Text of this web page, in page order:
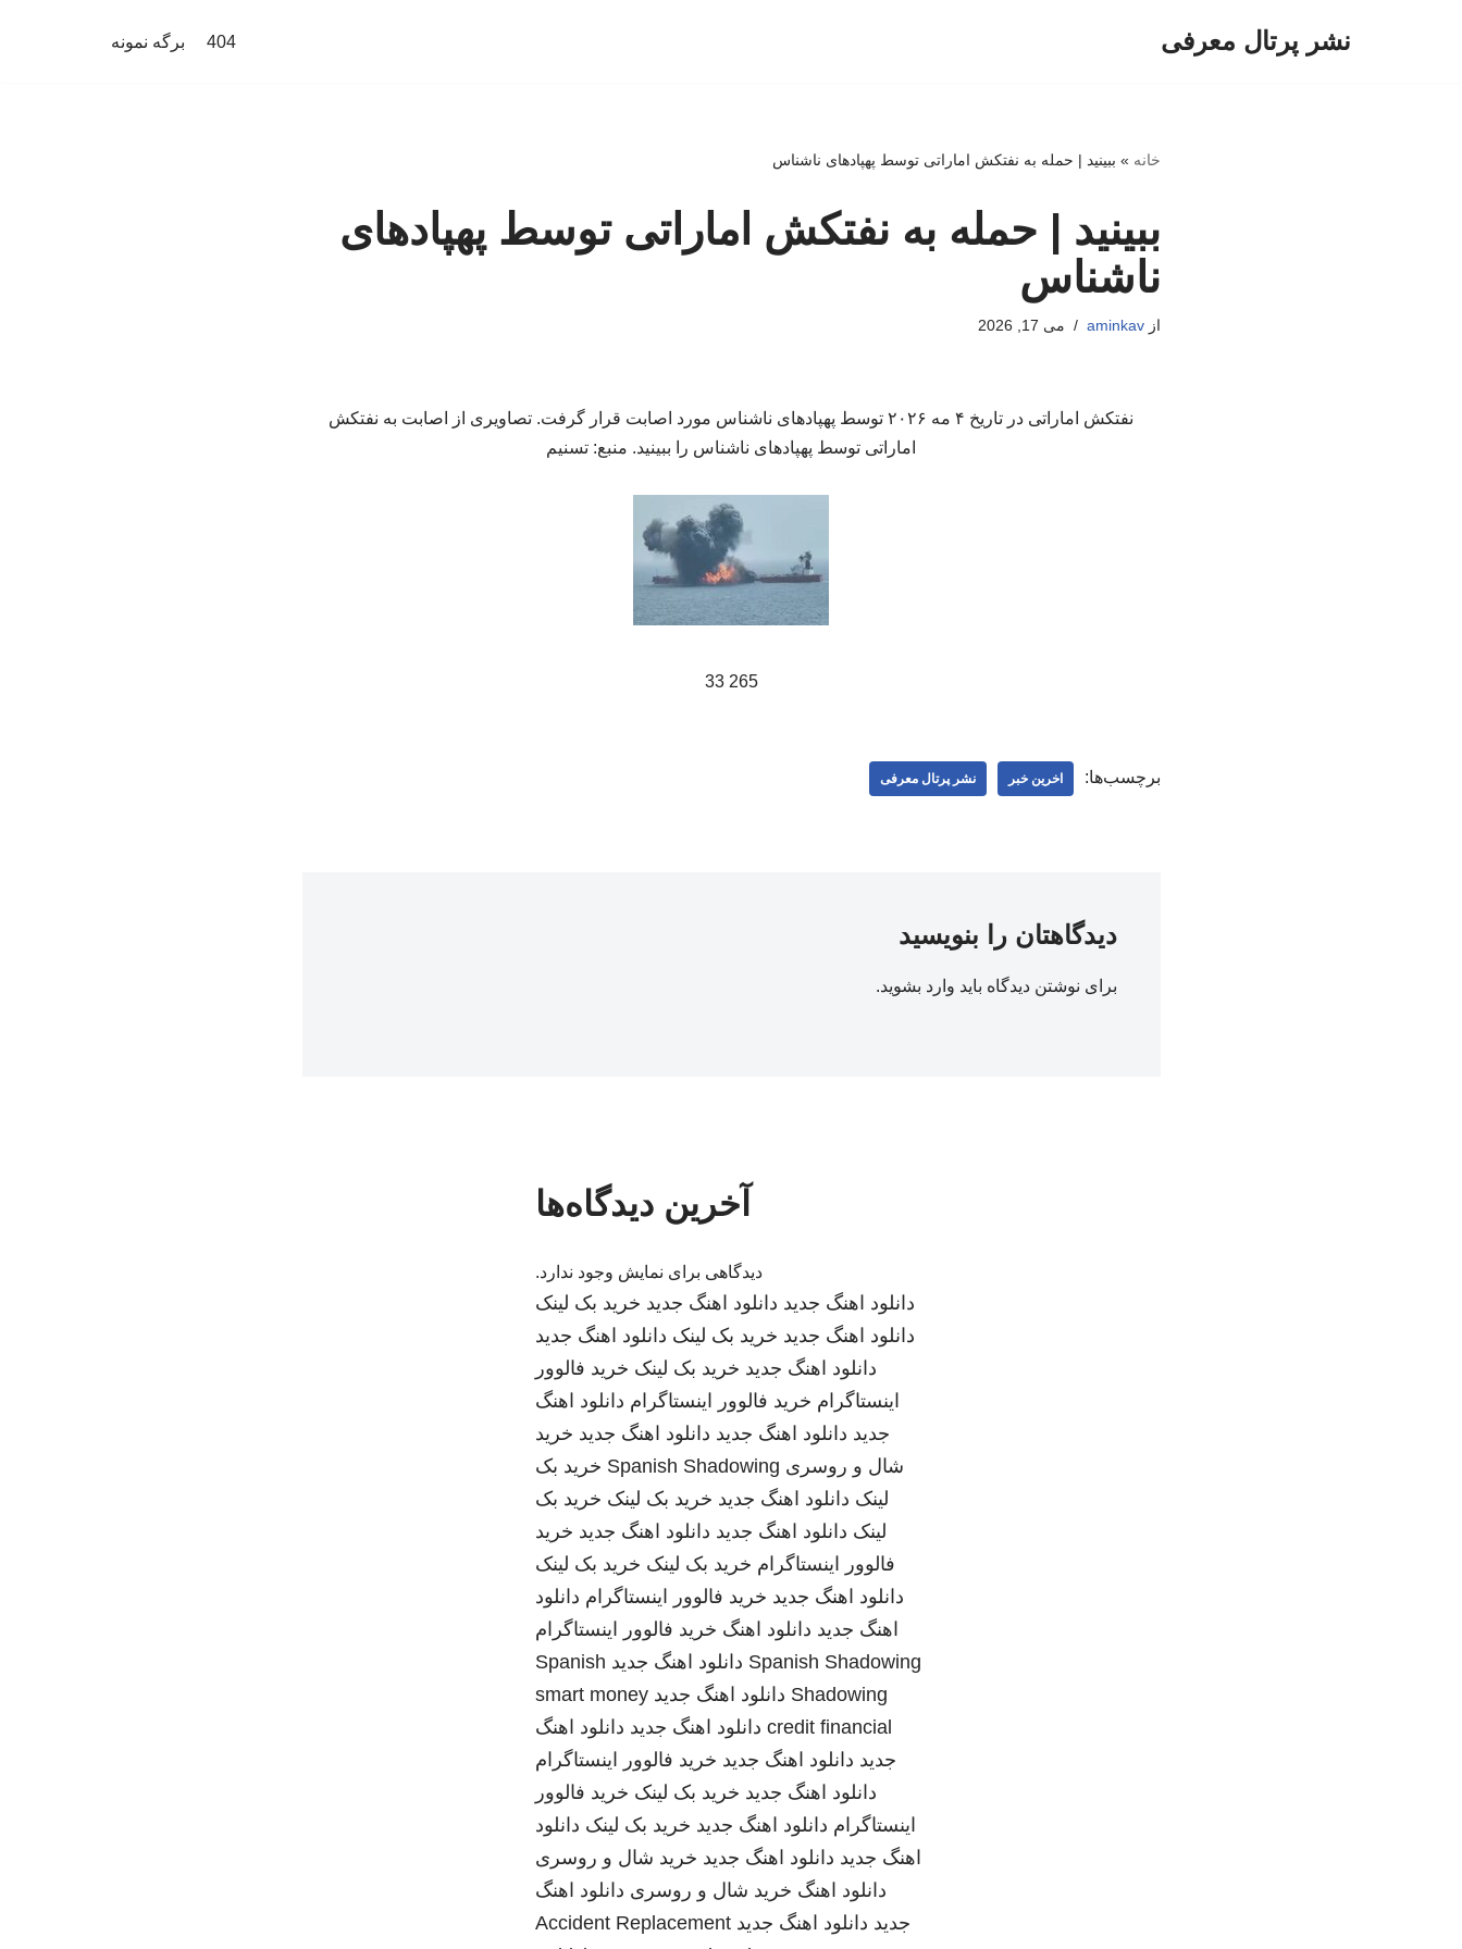
نشر پرتال معرفی 404 برگه نمونه
خانه » ببینید | حمله به نفتکش اماراتی توسط پهپادهای ناشناس
ببینید | حمله به نفتکش اماراتی توسط پهپادهای
ناشناس
ازaminkav می 17, 2026
نفتکش اماراتی در تاریخ ۴ مه ۲۰۲۶ توسط پهپادهای ناشناس مورد اصابت قرار گرفت. تصاویری از اصابت به نفتکش
اماراتی توسط پهپادهای ناشناس را ببینید. منبع: تسنیم
265 33
برچسب‌ها: اخرین خبر نشر پرتال معرفی
دیدگاهتان را بنویسید
برای نوشتن دیدگاه باید وارد بشوید.
آخرین دیدگاه‌ها
دیدگاهی برای نمایش وجود ندارد.
دانلود اهنگ جدید دانلود اهنگ جدید خرید بک لینک
دانلود اهنگ جدید خرید بک لینک دانلود اهنگ جدید
دانلود اهنگ جدید خرید بک لینک خرید فالوور
اینستاگرام خرید فالوور اینستاگرام دانلود اهنگ
جدید دانلود اهنگ جدید دانلود اهنگ جدید خرید
شال و روسری Spanish Shadowing خرید بک
لینک دانلود اهنگ جدید خرید بک لینک خرید بک
لینک دانلود اهنگ جدید دانلود اهنگ جدید خرید
فالوور اینستاگرام خرید بک لینک خرید بک لینک
دانلود اهنگ جدید خرید فالوور اینستاگرام دانلود
اهنگ جدید دانلود اهنگ خرید فالوور اینستاگرام
Spanish Shadowing دانلود اهنگ جدید Spanish
Shadowing دانلود اهنگ جدید smart money
credit financial دانلود اهنگ جدید دانلود اهنگ
جدید دانلود اهنگ جدید خرید فالوور اینستاگرام
دانلود اهنگ جدید خرید بک لینک خرید فالوور
اینستاگرام دانلود اهنگ جدید خرید بک لینک دانلود
اهنگ جدید دانلود اهنگ جدید خرید شال و روسری
دانلود اهنگ خرید شال و روسری دانلود اهنگ
جدید دانلود اهنگ جدید Accident Replacement